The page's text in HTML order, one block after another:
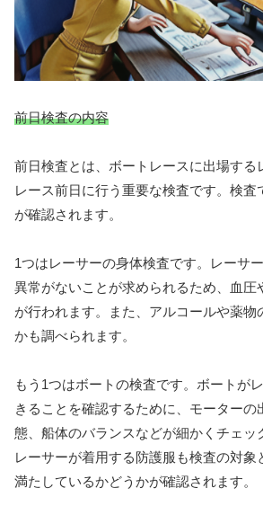
前日検査の内容
前日検査とは、ボートレースに出場する
レース前日に行う重要な検査です。検査
が確認されます。
1つはレーサーの身体検査です。レーサ
異常がないことが求められるため、血圧
が行われます。また、アルコールや薬物
かも調べられます。
もう1つはボートの検査です。ボートが
きることを確認するために、モーターの
態、船体のバランスなどが細かくチェッ
レーサーが着用する防護服も検査の対象
満たしているかどうかが確認されます。